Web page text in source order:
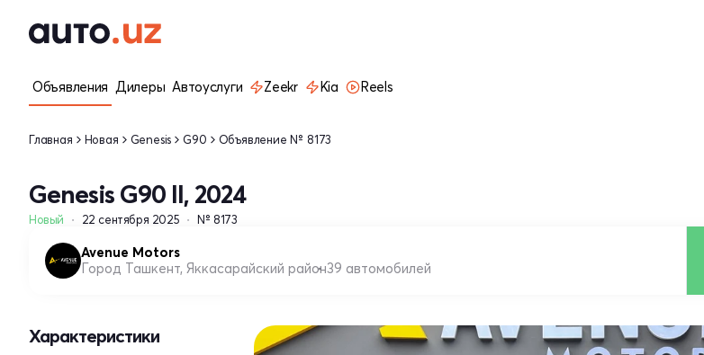
Объявления Дилеры Автоуслуги Zeekr Kia Reels
Главная Новая Genesis G90 Объявление № 8173
Genesis G90 II, 2024
Новый 22 сентября 2025 № 8173
Avenue Motors
Город Ташкент, Яккасарайский район39 автомобилей
Характеристики